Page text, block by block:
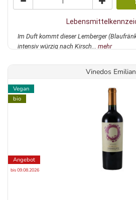
Im Duft kommt dieser Lemberger
intensiv würzig nach Kirsch... mehr
Vinedos
Vegan
bio
Angebot
bis 09.08.2026